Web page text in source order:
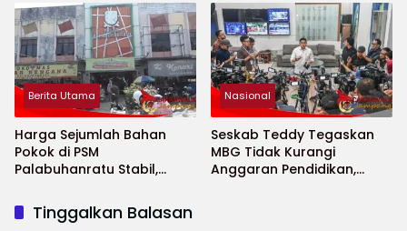
Berita Utama
Harga Sejumlah Bahan
Pokok di PSM
Palabuhanratu Stabil,
Bahkan Turun
Nasional
Seskab Teddy Tegaskan
MBG Tidak Kurangi
Anggaran Pendidikan,
Tinggalkan Balasan